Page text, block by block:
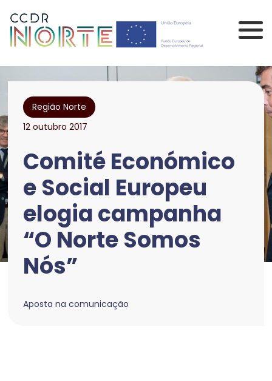
Comissão de
Região Norte
12 outubro 2017
Comité Económico
e Social Europeu
elogia campanha
“O Norte Somos
Nós”
Aposta na comunicação